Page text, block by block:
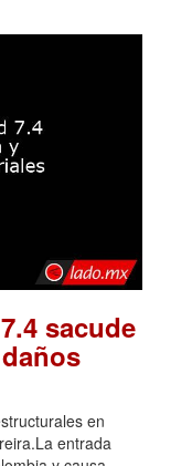
sacude
en
entrada